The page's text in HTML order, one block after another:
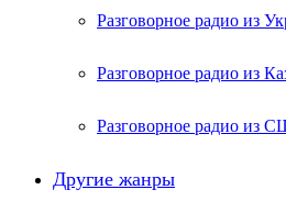
Разговорное радио из
Разговорное радио из
Разговорное радио из
Другие жанры